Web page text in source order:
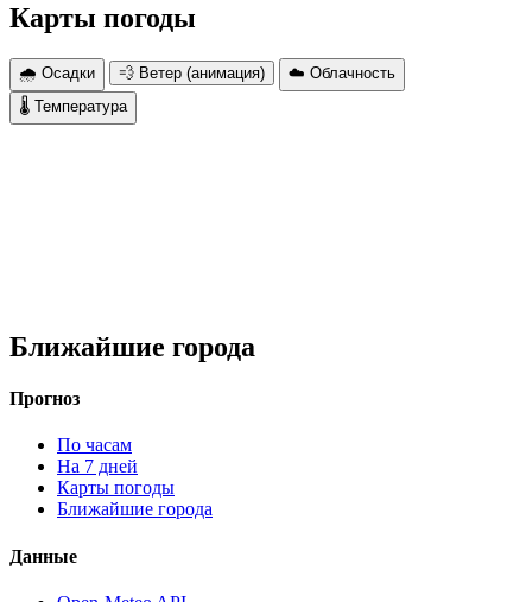
Карты погоды
🌧 Осадки 💨 Ветер (анимация)
☁️ Облачность
🌡 Температура
Ближайшие города
Прогноз
По часам
На 7 дней
Карты погоды
Ближайшие города
Данные